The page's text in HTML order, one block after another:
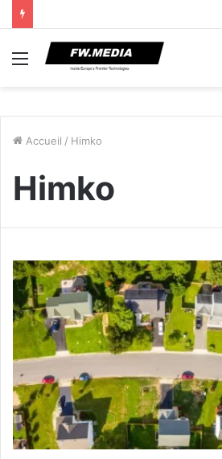
Menu
Accueil / Himko
Himko